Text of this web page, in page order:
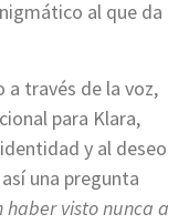
al que da
a través de la voz,
para Klara,
y al deseo
una pregunta
haber visto nunca a